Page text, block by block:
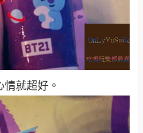
就超好。